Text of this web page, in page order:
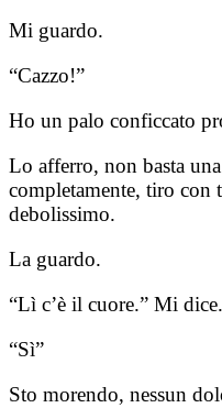
Mi guardo.
“Cazzo!”
Ho un palo conficcato
Lo afferro, non basta
completamente, tiro con
debolissimo.
La guardo.
“Lì c’è il cuore.” Mi dice.
“Sì”
Sto morendo, nessun